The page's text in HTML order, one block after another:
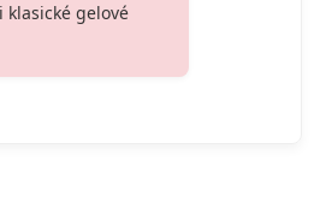
klasické gelové